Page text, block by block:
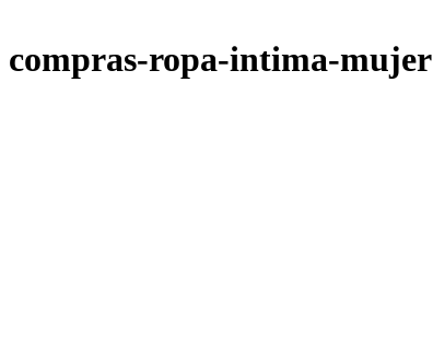
compras-ropa-intima-mujer